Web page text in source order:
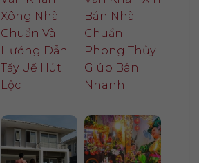
Xông Nhà
Chuẩn Và
Hướng Dẫn
Tẩy Uế Hút
Lộc
Bán Nhà
Chuẩn
Phong Thủy
Giúp Bán
Nhanh